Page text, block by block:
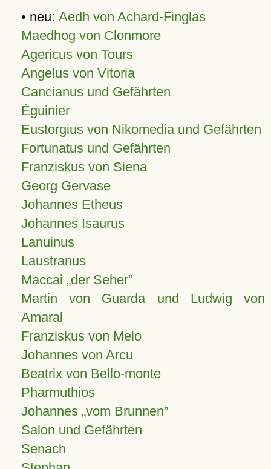
• neu: Aedh von Achard-Finglas
Maedhog von Clonmore
Agericus von Tours
Angelus von Vitoria
Cancianus und Gefährten
Éguinier
Eustorgius von Nikomedia und Gefährten
Fortunatus und Gefährten
Franziskus von Siena
Georg Gervase
Johannes Etheus
Johannes Isaurus
Lanuinus
Laustranus
Maccai „der Seher”
Martin von Guarda und Ludwig von
Amaral
Franziskus von Melo
Johannes von Arcu
Beatrix von Bello-monte
Pharmuthios
Johannes vom Brunnen
Salon und Gefährten
Senach